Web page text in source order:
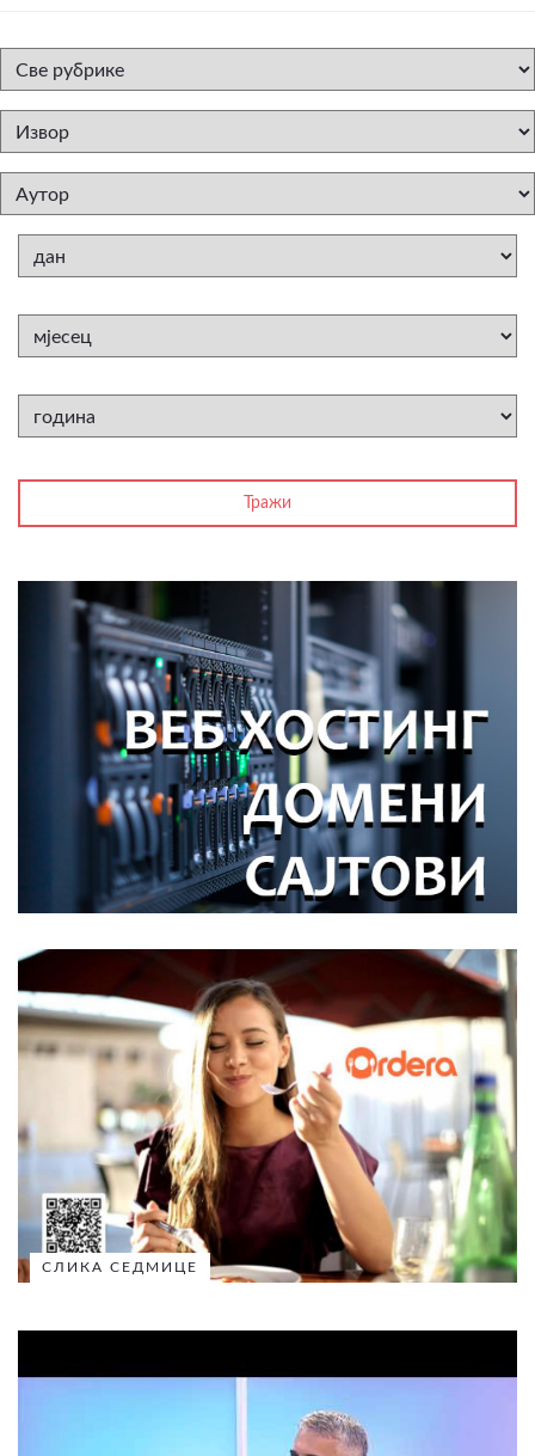
СЛИКА СЕДМИЦЕ